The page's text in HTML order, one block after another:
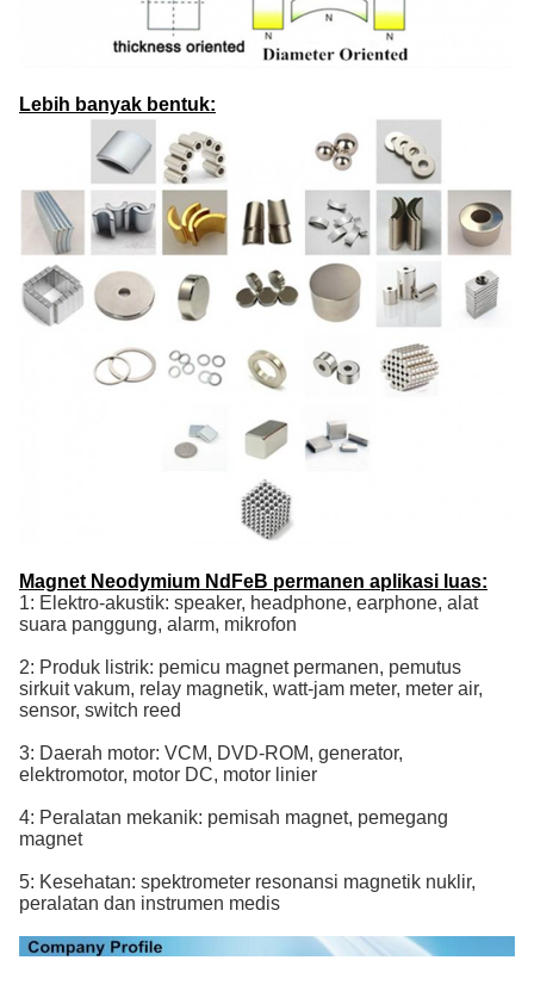
Lebih banyak bentuk:
Magnet Neodymium NdFeB permanen aplikasi luas:
1: Elektro-akustik: speaker, headphone, earphone, alat
suara panggung, alarm, mikrofon
2: Produk listrik: pemicu magnet permanen, pemutus
sirkuit vakum, relay magnetik, watt-jam meter, meter air,
sensor, switch reed
3: Daerah motor: VCM, DVD-ROM, generator,
elektromotor, motor DC, motor linier
4: Peralatan mekanik: pemisah magnet, pemegang
magnet
5: Kesehatan: spektrometer resonansi magnetik nuklir,
peralatan dan instrumen medis